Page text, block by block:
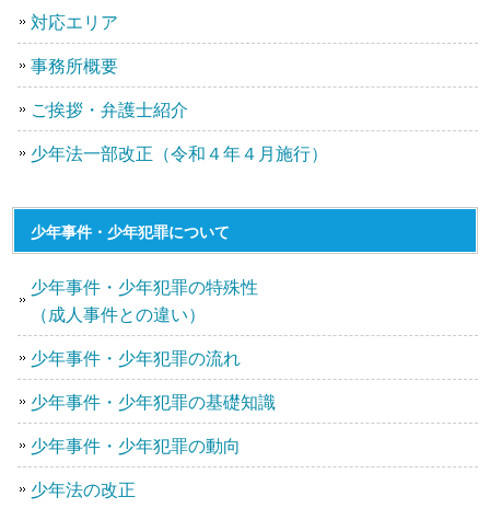
対応エリア
事務所概要
ご挨拶・弁護士紹介
少年法一部改正（令和４年４月施行）
少年事件・少年犯罪について
少年事件・少年犯罪の特殊性
（成人事件との違い）
少年事件・少年犯罪の流れ
少年事件・少年犯罪の基礎知識
少年事件・少年犯罪の動向
少年法の改正